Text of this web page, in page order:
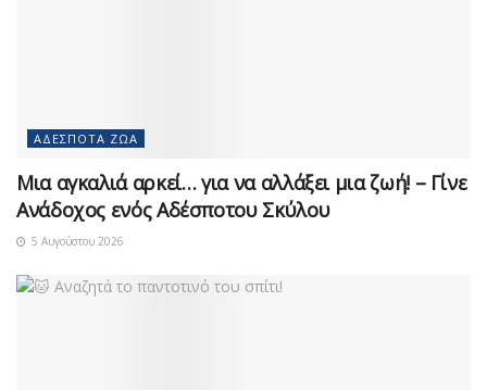
ΑΔΈΣΠΟΤΑ ΖΏΑ
Μια αγκαλιά αρκεί… για να αλλάξει μια ζωή! – Γίνε
Ανάδοχος ενός Αδέσποτου Σκύλου
5 Αυγούστου 2026